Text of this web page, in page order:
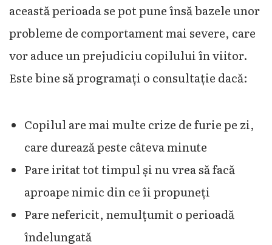
această perioada se pot pune însă bazele unor
probleme de comportament mai severe, care
vor aduce un prejudiciu copilului în viitor.
Este bine să programați o consultație dacă:
Copilul are mai multe crize de furie pe zi,
care durează peste câteva minute
Pare iritat tot timpul și nu vrea să facă
aproape nimic din ce îi propuneți
Pare nefericit, nemulțumit o perioadă
îndelungată